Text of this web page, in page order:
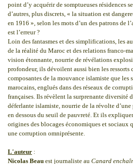
point d’y acquérir de somptueuses résidences
d’autres, plus discrets, « la situation est
en 1916 », selon les mots d’un des patrons de
est l’erreur ?
Loin des fantasmes et des simplifications, les
de la réalité du Maroc et des relations franco-
vision étonnante, nourrie de révélations
profondeur, ils dévoilent aussi bien les ressorts
composantes de la mouvance islamiste que les
marocains, englués dans des réseaux de
françaises. Ils révèlent la surprenante diversité
déferlante islamiste, nourrie de la révolte
en dessous du seuil de pauvreté. Et ils
origines des blocages économiques et sociaux
une corruption omniprésente.
L'auteur :
Nicolas Beau est journaliste au Canard